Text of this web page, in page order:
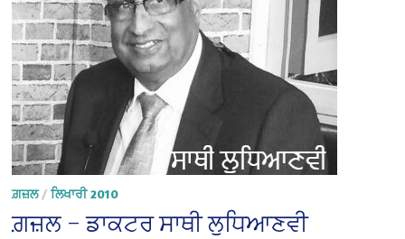
ਗ਼ਜ਼ਲ/ਲਿਖਾਰੀ 2010
ਗ਼ਜ਼ਲ – ਡਾਕਟਰ ਸਾਥੀ ਲੁਧਿਆਣਵੀ